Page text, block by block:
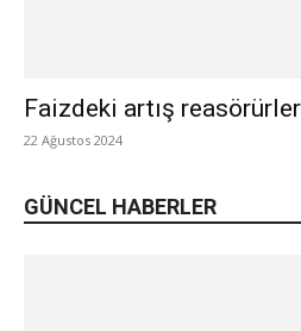
Faizdeki artış
22 Ağustos 2024
GÜNCEL HABERLER